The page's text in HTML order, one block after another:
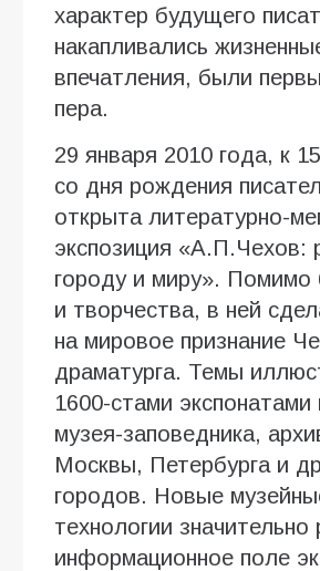
характер будущего
накапливались
впечатления, были
пера.
29 января 2010 года, к
со дня рождения
открыта литературно-
экспозиция «А.П.Чехов:
городу и миру». Помимо
и творчества, в ней
на мировое признание
драматурга. Темы
1600-стами
музея-заповедника,
Москвы, Петербурга и
городов. Новые
технологии
информационное поле